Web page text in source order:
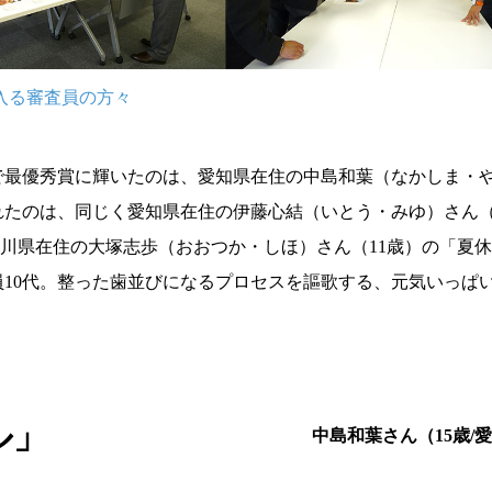
る審査員の方々
優秀賞に輝いたのは、愛知県在住の中島和葉（なかしま・
のは、同じく愛知県在住の伊藤心結（いとう・みゆ）さん
県在住の大塚志歩（おおつか・しほ）さん（11歳）の「夏
代。整った歯並びになるプロセスを謳歌する、元気いっぱ
中島和葉さん（15歳/